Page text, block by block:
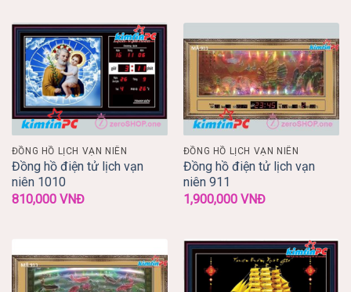
ĐỒNG HỒ LỊCH VẠN NIÊN
Đồng hồ điện tử lịch vạn
niên 1010
810,000 VNĐ
ĐỒNG HỒ LỊCH VẠN NIÊN
Đồng hồ điện tử lịch vạn
niên 911
1,900,000 VNĐ